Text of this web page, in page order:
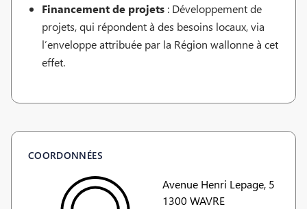
Financement de projets : Développement de
projets, qui répondent à des besoins locaux, via
l’enveloppe attribuée par la Région wallonne à cet
effet.
COORDONNÉES
Avenue Henri Lepage, 5
1300 WAVRE